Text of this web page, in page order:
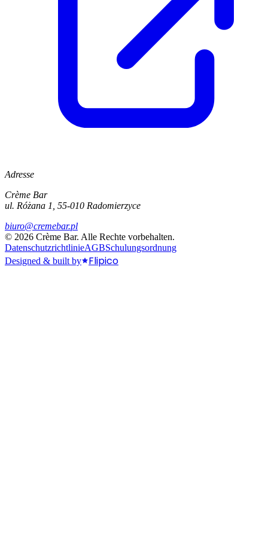
Adresse
Crème Bar
ul. Różana 1, 55-010 Radomierzyce
biuro@cremebar.pl
© 2026 Crème Bar. Alle Rechte vorbehalten.
DatenschutzrichtlinieAGBSchulungsordnung
Designed & built by
Flipico